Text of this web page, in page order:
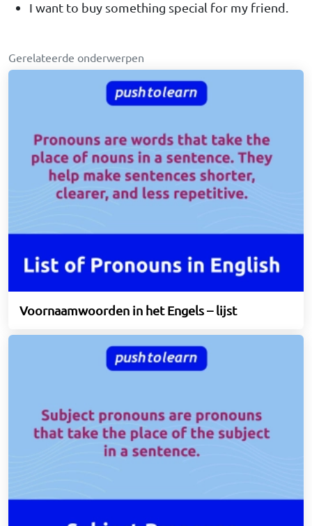
I want to buy something special for my friend.
Gerelateerde onderwerpen
Voornaamwoorden in het Engels – lijst